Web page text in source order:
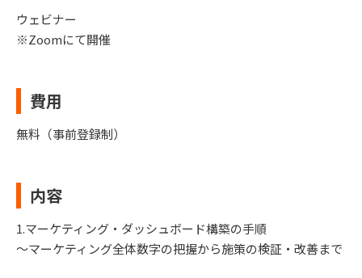
ウェビナー
※Zoomにて開催
費用
無料（事前登録制）
内容
1.マーケティング・ダッシュボード構築の手順
～マーケティング全体数字の把握から施策の検証・改善まで